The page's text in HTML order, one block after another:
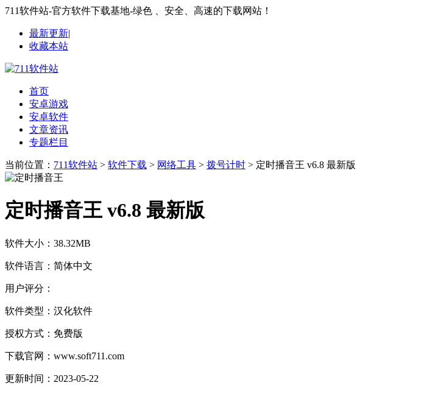
711软件站-官方软件下载基地-绿色 、安全、高速的下载网站！
最新更新|
收藏本站
首页
安卓游戏
安卓软件
文章资讯
专题栏目
当前位置： 711软件站 > 软件下载 > 网络工具 > 拨号计时 > 定时播音王 v6.8 最新版
定时播音王 v6.8 最新版
软件大小： 38.32MB
软件语言： 简体中文
用户评分：
软件类型： 汉化软件
授权方式： 免费版
下载官网： www.soft711.com
更新时间： 2023-05-22